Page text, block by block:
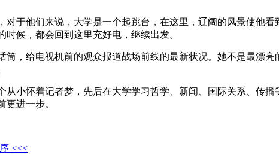
于他们来说，大学是一个起跳台，在这里，辽阔的风景使他
候，都会回到这里充好电，继续出发。
，给电视机前的观众报道战场前线的最新状况。她不是最漂
小怀着记者梦，先后在大学学习哲学、新闻、国际关系、传
进一步。
<<<